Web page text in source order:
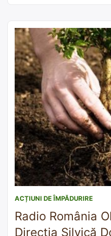
Voluntarii care doresc să
[…]
ACȚIUNI DE ÎMPĂDURIRE
Radio România
Direcția Silvică